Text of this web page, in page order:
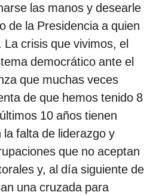
las manos y desearle
de la Presidencia a quien
crisis que vivimos, el
democrático ante el
que muchas veces
de que hemos tenido 8
10 años tienen
falta de liderazgo y
que no aceptan
y, al día siguiente de
una cruzada para